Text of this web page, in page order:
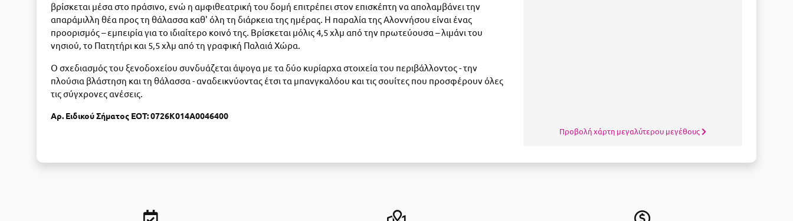
βρίσκεται μέσα στο πράσινο, ενώ η αμφιθεατρική του δομή επιτρέπει στον επισκέπτη να απολαμβάνει την
απαράμιλλη θέα προς τη θάλασσα καθ' όλη τη διάρκεια της ημέρας. Η παραλία της Αλοννήσου είναι ένας
προορισμός – εμπειρία για το ιδιαίτερο κοινό της. Βρίσκεται μόλις 4,5 χλμ από την πρωτεύουσα – λιμάνι του
νησιού, το Πατητήρι και 5,5 χλμ από τη γραφική Παλαιά Χώρα.
Ο σχεδιασμός του ξενοδοχείου συνδυάζεται άψογα με τα δύο κυρίαρχα στοιχεία του περιβάλλοντος - την
πλούσια βλάστηση και τη θάλασσα - αναδεικνύοντας έτσι τα μπανγκαλόου και τις σουίτες που προσφέρουν όλες
τις σύγχρονες ανέσεις.
Αρ. Ειδικού Σήματος ΕΟΤ: 0726K014A0046400
Προβολή χάρτη μεγαλύτερου μεγέθους